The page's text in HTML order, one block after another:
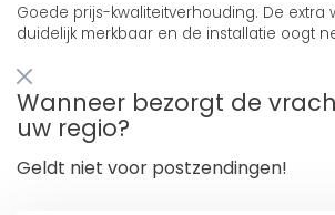
Goede prijs-kwaliteitverhouding. De extra
duidelijk merkbaar en de installatie oogt
Wanneer bezorgt de
uw regio?
Geldt niet voor postzendingen!